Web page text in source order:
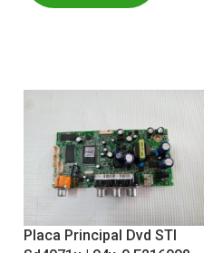
Placa Principal Dvd STI